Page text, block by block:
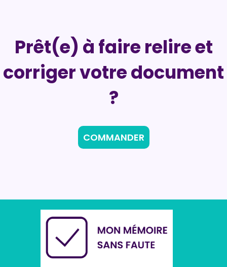
Prêt(e) à faire relire et
corriger votre document
?
COMMANDER